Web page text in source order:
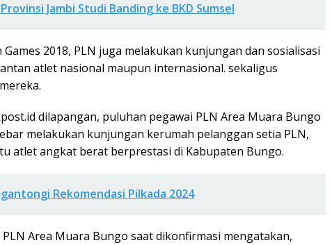
Provinsi Jambi Studi Banding ke BKD Sumsel
2018, PLN juga melakukan kunjungan dan sosialisasi
atlet nasional maupun internasional. sekaligus
dilapangan, puluhan pegawai PLN Area Muara Bungo
melakukan kunjungan kerumah pelanggan setia PLN,
atlet angkat berat berprestasi di Kabupaten Bungo.
Rekomendasi Pilkada 2024
PLN Area Muara Bungo saat dikonfirmasi mengatakan,